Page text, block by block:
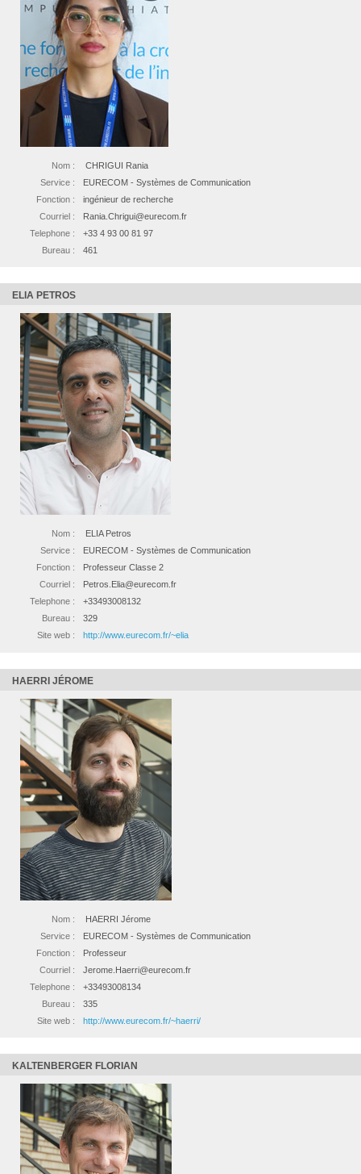
Nom :
CHRIGUI Rania
Service :
EURECOM - Systèmes de Communication
Fonction :
ingénieur de recherche
Courriel :
Rania.Chrigui@eurecom.fr
Telephone :
+33 4 93 00 81 97
Bureau :
461
ELIA PETROS
Nom :
ELIA Petros
Service :
EURECOM - Systèmes de Communication
Fonction :
Professeur Classe 2
Courriel :
Petros.Elia@eurecom.fr
Telephone :
+33493008132
Bureau :
329
Site web :
http://www.eurecom.fr/~elia
HAERRI JÉROME
Nom :
HAERRI Jérome
Service :
EURECOM - Systèmes de Communication
Fonction :
Professeur
Courriel :
Jerome.Haerri@eurecom.fr
Telephone :
+33493008134
Bureau :
335
Site web :
http://www.eurecom.fr/~haerri/
KALTENBERGER FLORIAN